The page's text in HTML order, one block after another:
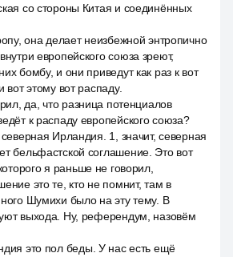
со стороны Китая и соединённых
она делает неизбежной энтропично
европейского союза зреют,
бомбу, и они приведут как раз к вот
вот этому вот распаду.
да, что разница потенциалов
к распаду европейского союза?
Ирландия. 1, значит, северная
бельфастской соглашение. Это вот
я раньше не говорил,
это те, кто не помнит, там в
Шумихи было на эту тему. В
выхода. Ну, референдум, назовём
это пол беды. У нас есть ещё